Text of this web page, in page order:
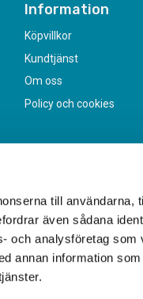
till användarna,
även sådana
och analysföretag som
annan information
Information
Köpvillkor
Kundtjänst
Om oss
Policy och cookies